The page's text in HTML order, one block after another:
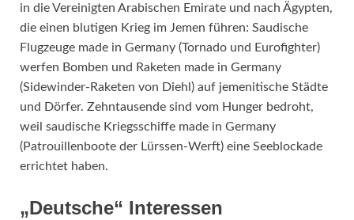
in die Vereinigten Arabischen Emirate und nach Ägypten,
die einen blutigen Krieg im Jemen führen: Saudische
Flugzeuge made in Germany (Tornado und Eurofighter)
werfen Bomben und Raketen made in Germany
(Sidewinder-Raketen von Diehl) auf jemenitische Städte
und Dörfer. Zehntausende sind vom Hunger bedroht,
weil saudische Kriegsschiffe made in Germany
(Patrouillenboote der Lürssen-Werft) eine Seeblockade
errichtet haben.
„Deutsche“ Interessen